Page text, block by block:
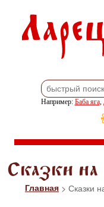
Например: Баба яга,
Сказки на
Главная > Сказки